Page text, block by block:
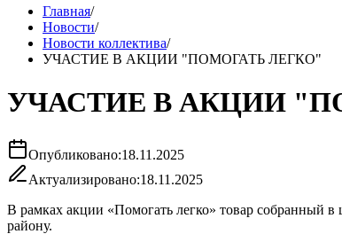
Главная/
Новости/
Новости коллектива/
УЧАСТИЕ В АКЦИИ "ПОМОГАТЬ ЛЕГКО"
УЧАСТИЕ В АКЦИИ
Опубликовано:18.11.2025
Актуализировано:18.11.2025
В рамках акции «Помогать легко» товар собранный
району.